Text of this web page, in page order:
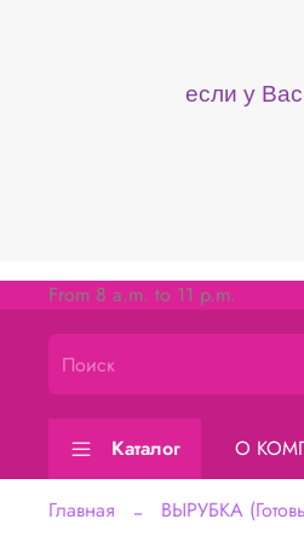
если у
From 8 a.m. to 11 p.m.
Каталог О
Главная ВЫРУБКА